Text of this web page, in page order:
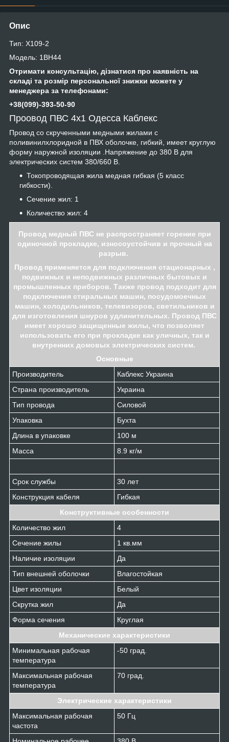
Опис
Тип: X109-2
Модель: 1BH44
Отримати консультацію, дізнатися про наявність на
складі та розмір персональної знижки можете у
менеджера за телефонами:
+38(099)-393-50-90
Проовод ПВС 4х1 Одесса Каблекс
Провод со скрученными медными жилами с
поливинилхлоридной в ПВХ оболочке, гибкий, имеет круглую
форму наружной изоляции .Напряжение до 380 В для
электрических систем 380/660 В.
Токопроводящая жила медная гибкая (5 класс
гибкости).
Сечение жил: 1
Количество жил: 4
Провод медный ПВС не распространяет горение при
одиночной прокладке, износоустойчив и прочный на
разрыв.
Провод применяется для подключения стационарных ,
подвижных и неподвижных различных бытовых и
промышленных приборов. Также провод подходит для
подключения стиральных машин, посудомоечных
машин, холодильников, телевизоров, светильников и
для изготовления шнуров удлинительных. Провод ПВС
имеет хорошо защищенные жилы, что позволяет
использовать его при прокладке как уличных, так и
внутренних домовых электрических систем.
Основные
Производитель
Каблекс Украина
Страна производитель
Украина
Тип провода
Силовой
Упаковка
Бухта
Длина в упаковке
100 м
Масса
8.9 кг/м
Срок службы
30 лет
Конструкция кабеля
Гибкая
Конструктивные особенности
Количество жил
4
Сечение жилы
1 кв.мм
Наличие изоляции
Да
Тип внешней оболочки
Влагостойкая
Цвет изоляции
Белый
Скрутка жил
Да
Форма сечения
Круглая
Механические характеристики
Минимальная рабочая
температура
-50 град.
Максимальная рабочая
температура
70 град.
Электрические характеристики
Максимальная рабочая
частота
50 Гц